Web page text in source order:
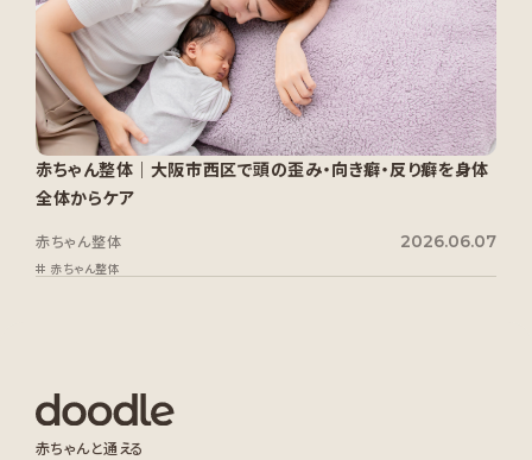
赤ちゃん整体｜大阪市西区で頭の歪み・向き癖・反り癖を身体
全体からケア
2026.06.07
赤ちゃん整体
赤ちゃん整体
赤ちゃんと通える